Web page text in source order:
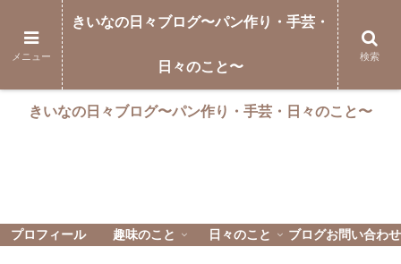
きいなの日々ブログ〜パン作り・手芸・日々のこと〜
プロフィール 趣味のこと 日々のこと ブログお問い合わせ
メニュー
きいなの日々ブログ〜パン作り・手芸・
日々のこと〜
検索